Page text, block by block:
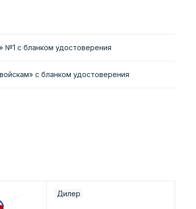
с бланком удостоверения
с бланком удостоверения
Дилер